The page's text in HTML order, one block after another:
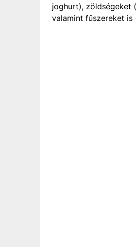
joghurt), zöldségeket
valamint fűszereket is